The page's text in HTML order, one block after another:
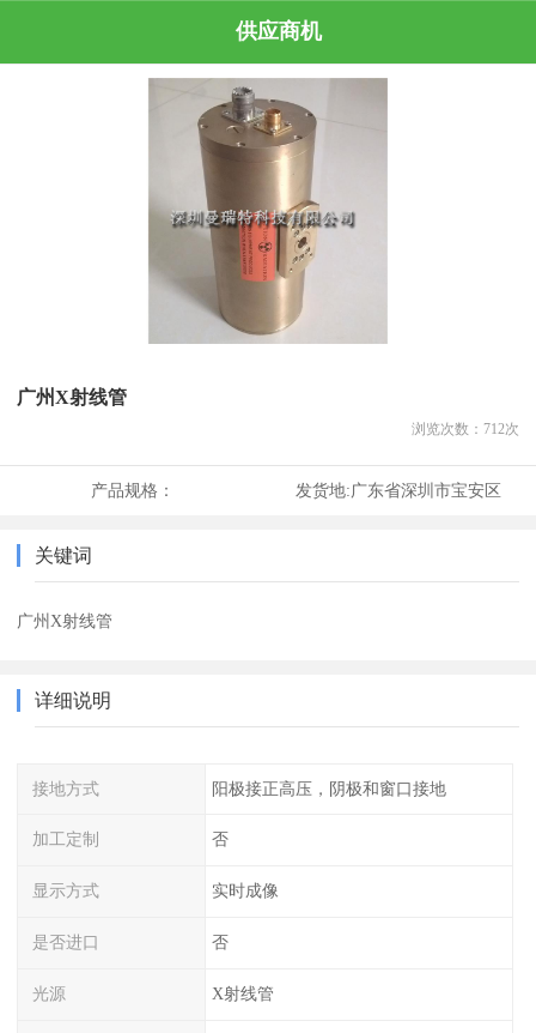
供应商机
广州X射线管
浏览次数： 712次
产品规格： 发货地:广东省深圳市宝安区
关键词
广州X射线管
详细说明
接地方式 阳极接正高压，阴极和窗口接地
加工定制 否
显示方式 实时成像
是否进口 否
光源 X射线管